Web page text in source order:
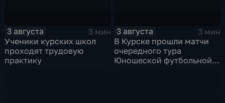
3 августа
3 мин
Ученики курских школ
проходят трудовую
практику
3 августа
3 мин
В Курске прошли матчи
очередного тура
Юношеской футбольной